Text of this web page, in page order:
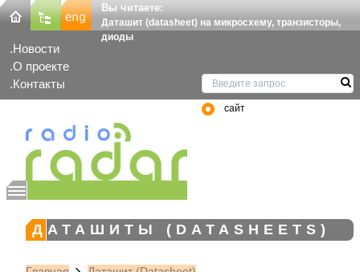
Вы читаете:
Даташит (datasheet) на микросхему, транзисторы,
диоды
Новости
О проекте
Контакты
сайт
ДАТАШИТЫ (DATASHEETS)